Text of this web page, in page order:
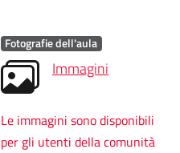
Fotografie dell'aula
Immagini
Le immagini sono disponibili
per gli utenti della comunità